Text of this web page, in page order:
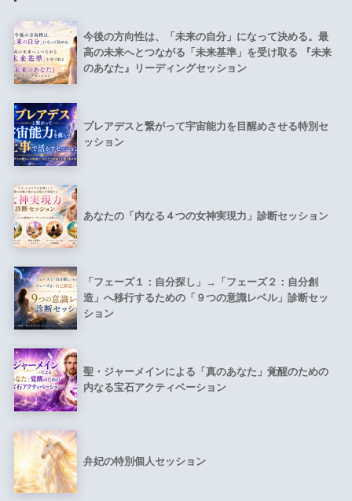
今後の方向性は、「未来の自分」になって決める。最
高の未来へとつながる「未来基準」を受け取る 『未来
のあなた』リーディングセッション
プレアデスと繋がって宇宙能力を目醒めさせる特別セ
ッション
あなたの「内なる４つの女神実現力」診断セッション
「フェーズ１：自分探し」→「フェーズ２：自分創
造」へ移行するための「９つの意識レベル」診断セッ
ション
聖・ジャーメインによる「真のあなた」覚醒のための
内なる宝石アクティベーション
弁妃の特別個人セッション